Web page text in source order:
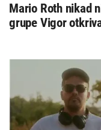
Mario Roth nikad
grupe Vigor